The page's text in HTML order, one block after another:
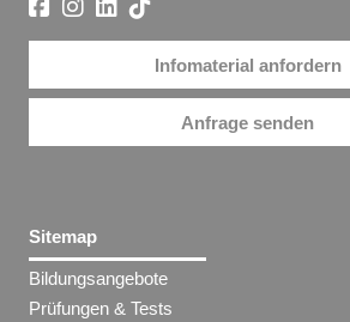
Infomaterial anfordern
Anfrage senden
Sitemap
Bildungsangebote
Prüfungen & Tests